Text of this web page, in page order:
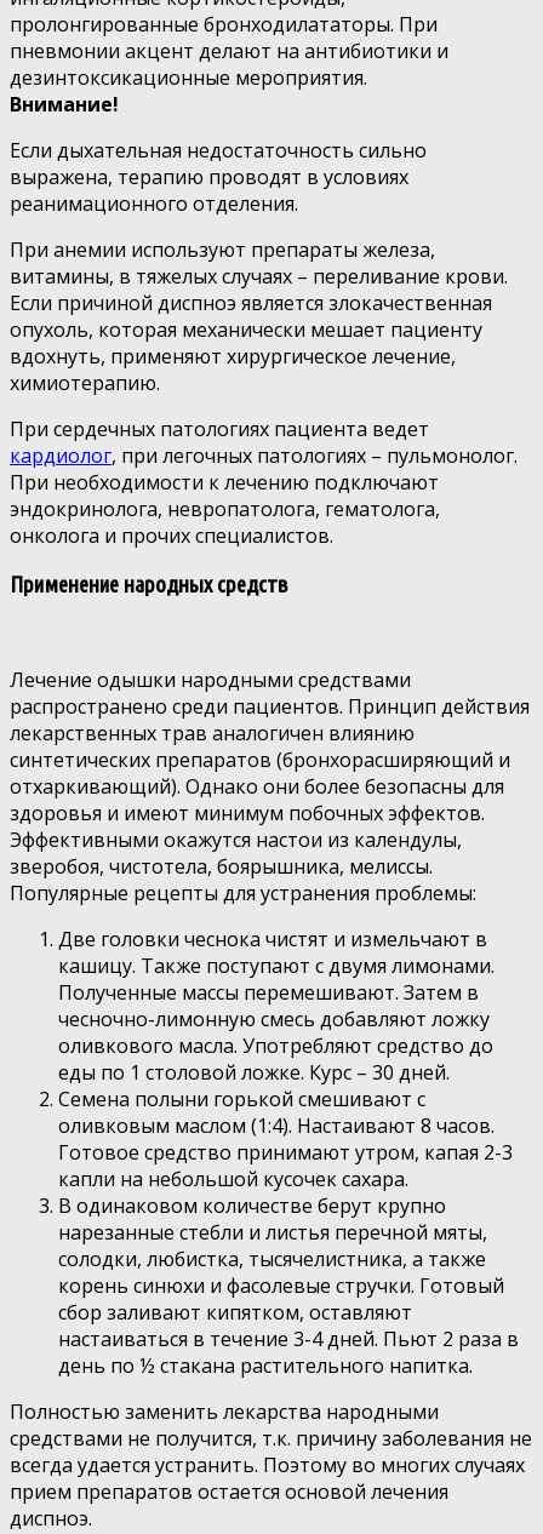
пролонгированные бронходилататоры. При
пневмонии акцент делают на антибиотики и
дезинтоксикационные мероприятия.
Внимание!
Если дыхательная недостаточность сильно
выражена, терапию проводят в условиях
реанимационного отделения.
При анемии используют препараты железа,
витамины, в тяжелых случаях – переливание крови.
Если причиной диспноэ является злокачественная
опухоль, которая механически мешает пациенту
вдохнуть, применяют хирургическое лечение,
химиотерапию.
При сердечных патологиях пациента ведет
кардиолог, при легочных патологиях – пульмонолог.
При необходимости к лечению подключают
эндокринолога, невропатолога, гематолога,
онколога и прочих специалистов.
Применение народных средств
Лечение одышки народными средствами
распространено среди пациентов. Принцип действия
лекарственных трав аналогичен влиянию
синтетических препаратов (бронхорасширяющий и
отхаркивающий). Однако они более безопасны для
здоровья и имеют минимум побочных эффектов.
Эффективными окажутся настои из календулы,
зверобоя, чистотела, боярышника, мелиссы.
Популярные рецепты для устранения проблемы:
Две головки чеснока чистят и измельчают в
кашицу. Также поступают с двумя лимонами.
Полученные массы перемешивают. Затем в
чесночно-лимонную смесь добавляют ложку
оливкового масла. Употребляют средство до
еды по 1 столовой ложке. Курс – 30 дней.
Семена полыни горькой смешивают с
оливковым маслом (1:4). Настаивают 8 часов.
Готовое средство принимают утром, капая 2-3
капли на небольшой кусочек сахара.
В одинаковом количестве берут крупно
нарезанные стебли и листья перечной мяты,
солодки, любистка, тысячелистника, а также
корень синюхи и фасолевые стручки. Готовый
сбор заливают кипятком, оставляют
настаиваться в течение 3-4 дней. Пьют 2 раза в
день по ½ стакана растительного напитка.
Полностью заменить лекарства народными
средствами не получится, т.к. причину заболевания не
всегда удается устранить. Поэтому во многих случаях
прием препаратов остается основой лечения
диспноэ.